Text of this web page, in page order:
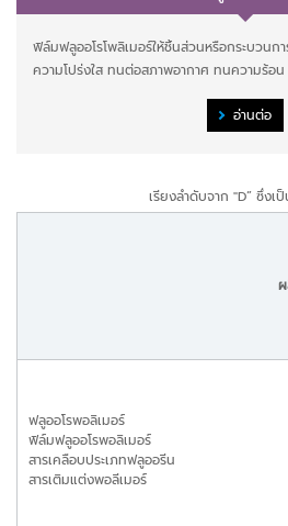
ฟิล์มฟลูออโรโพลิเมอร์ให้ชิ้นส่วนหรือกระบวน
ความโปร่งใส ทนต่อสภาพอากาศ ทนความร้อ
อ่านต่อ
เรียงลำดับจาก "D” ซึ่งเ
ฟลูออโรพอลิเมอร์
ฟิล์มฟลูออโรพอลิเมอร์
สารเคลือบประเภทฟลูออรีน
สารเติมแต่งพอลีเมอร์